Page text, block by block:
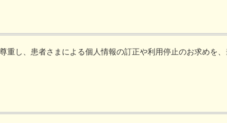
重し、患者さまによる個人情報の訂正や利用停止のお求めを